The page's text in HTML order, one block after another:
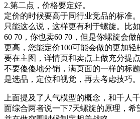
2.第二点，价格要定好。
定价的时候要高于同行业竞品的标准
只能这么说，这样更有利于螺旋。比
60 70，你也卖60 70，但是你螺旋会
更高，您能定价100可能会做的更加轻
要在主图，详情页和卖点上做充分提
不要傻傻地分销，满页面的一样的标
是选品，定位和视觉，再去考虑技巧。
上面提及了人气模型的概念，和千人
面综合两者说一下7天螺旋的原理，希